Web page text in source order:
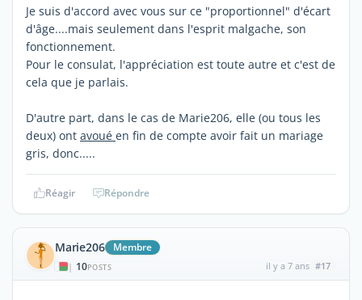
Je suis d'accord avec vous sur ce "proportionnel" d'écart
d'âge....mais seulement dans l'esprit malgache, son
fonctionnement.
Pour le consulat, l'appréciation est toute autre et c'est de
cela que je parlais.
D'autre part, dans le cas de Marie206, elle (ou tous les
deux) ont avoué en fin de compte avoir fait un mariage
gris, donc.....
Réagir Répondre
Marie206 Membre
| 10POSTS il y a 7 ans #17